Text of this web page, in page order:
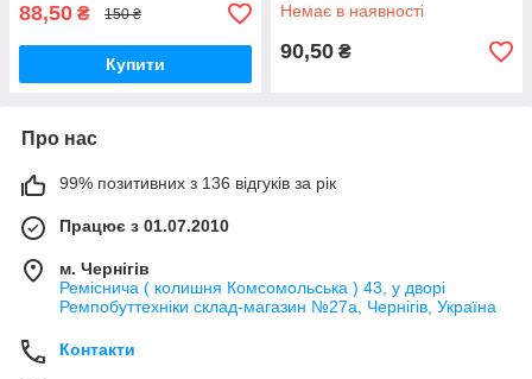
88,50 ₴ 150 ₴
Купити
Немає в наявності
90,50 ₴
Про нас
99% позитивних з 136 відгуків за рік
Працює з 01.07.2010
м. Чернігів
Реміснича ( колишня Комсомольська ) 43, у дворі
Ремпобуттехніки склад-магазин №27a, Чернігів, Україна
Контакти